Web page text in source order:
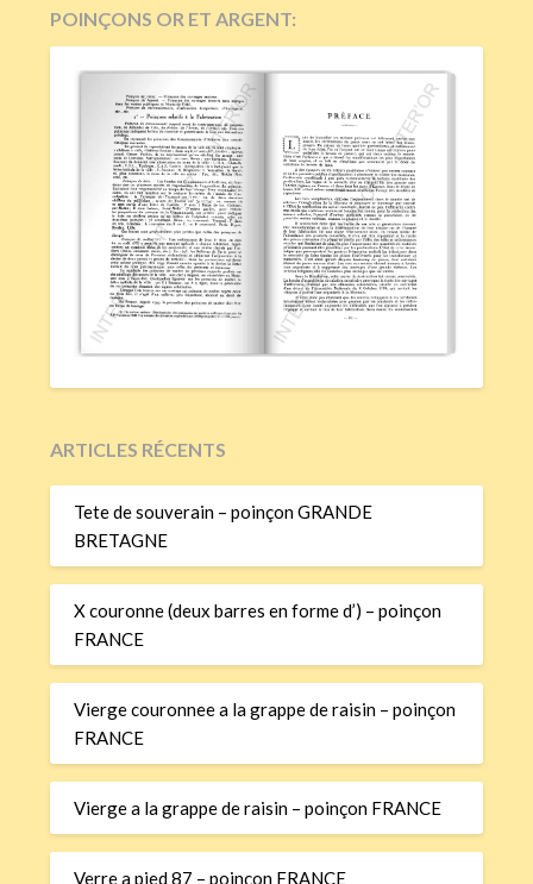
POINÇONS OR ET ARGENT:
ARTICLES RÉCENTS
Tete de souverain – poinçon GRANDE
BRETAGNE
X couronne (deux barres en forme d’) – poinçon
FRANCE
Vierge couronnee a la grappe de raisin – poinçon
FRANCE
Vierge a la grappe de raisin – poinçon FRANCE
Verre a pied 87 – poinçon FRANCE